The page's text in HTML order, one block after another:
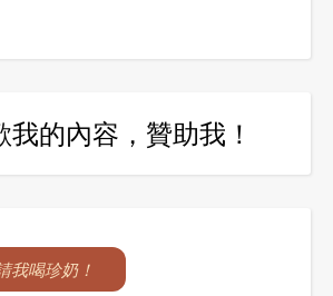
的內容，贊助我！
我喝珍奶！